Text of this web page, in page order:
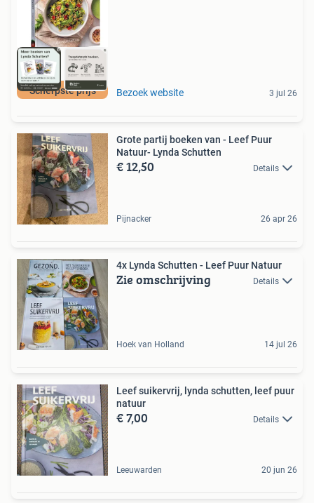
Scherpste prijs Bezoek website 3 jul 26
Grote partij boeken van - Leef Puur
Natuur- Lynda Schutten
€ 12,50 Details
Pijnacker 26 apr 26
4x Lynda Schutten - Leef Puur Natuur
Zie omschrijving Details
Hoek van Holland 14 jul 26
Leef suikervrij, lynda schutten, leef puur
natuur
€ 7,00 Details
Leeuwarden 20 jun 26